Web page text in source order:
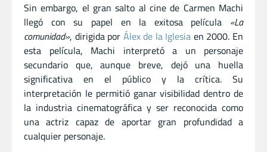
Sin embargo, el gran salto al cine de Carmen Machi
llegó con su papel en la exitosa película «La
comunidad», dirigida por Álex de la Iglesia en 2000. En
esta película, Machi interpretó a un personaje
secundario que, aunque breve, dejó una huella
significativa en el público y la crítica. Su
interpretación le permitió ganar visibilidad dentro de
la industria cinematográfica y ser reconocida como
una actriz capaz de aportar gran profundidad a
cualquier personaje.